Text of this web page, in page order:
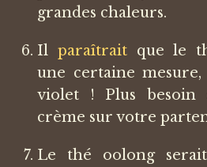
grandes chaleurs.
Il paraîtrait que le
une certaine
violet ! Plus besoin
crème sur votre
Le thé oolong